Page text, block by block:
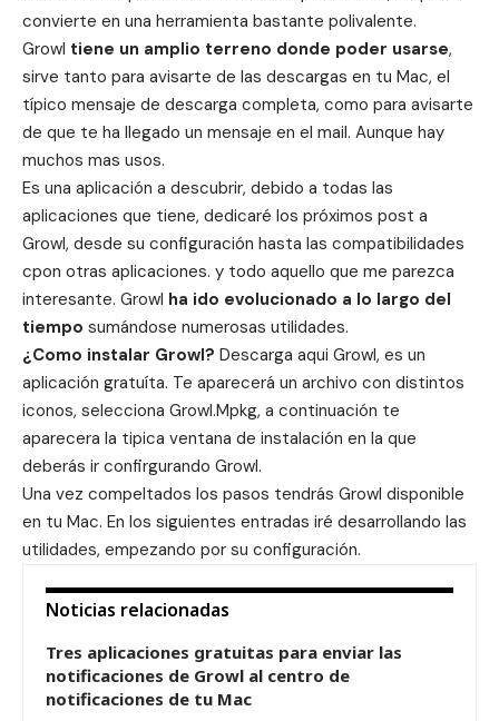
convierte en una herramienta bastante polivalente.
Growl tiene un amplio terreno donde poder usarse,
sirve tanto para avisarte de las descargas en tu Mac, el
típico mensaje de descarga completa, como para avisarte
de que te ha llegado un mensaje en el mail. Aunque hay
muchos mas usos.
Es una aplicación a descubrir, debido a todas las
aplicaciones que tiene, dedicaré los próximos post a
Growl, desde su configuración hasta las compatibilidades
cpon otras aplicaciones. y todo aquello que me parezca
interesante. Growl ha ido evolucionado a lo largo del
tiempo sumándose numerosas utilidades.
¿Como instalar Growl? Descarga aqui Growl, es un
aplicación gratuíta. Te aparecerá un archivo con distintos
iconos, selecciona Growl.Mpkg, a continuación te
aparecera la tipica ventana de instalación en la que
deberás ir confirgurando Growl.
Una vez compeltados los pasos tendrás Growl disponible
en tu Mac. En los siguientes entradas iré desarrollando las
utilidades, empezando por su configuración.
Noticias relacionadas
Tres aplicaciones gratuitas para enviar las
notificaciones de Growl al centro de
notificaciones de tu Mac